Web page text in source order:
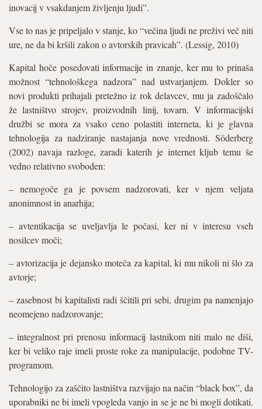
inovacij v vsakdanjem življenju ljudi”.
Vse to nas je pripeljalo v stanje, ko “večina ljudi ne preživi več niti
ure, ne da bi kršili zakon o avtorskih pravicah”. (Lessig, 2010)
Kapital hoče posedovati informacije in znanje, ker mu to prinaša
možnost “tehnološkega nadzora” nad ustvarjanjem. Dokler so
novi produkti prihajali pretežno iz rok delavcev, mu ja zadoščalo
že lastništvo strojev, proizvodnih linij, tovarn. V informacijski
družbi se mora za vsako ceno polastiti interneta, ki je glavna
tehnologija za nadziranje nastajanja nove vrednosti. Söderberg
(2002) navaja razloge, zaradi katerih je internet kljub temu še
vedno relativno svoboden:
– nemogoče ga je povsem nadzorovati, ker v njem veljata
anonimnost in anarhija;
– avtentikacija se uveljavlja le počasi, ker ni v interesu vseh
nosilcev moči;
– avtorizacija je dejansko moteča za kapital, ki mu nikoli ni šlo za
avtorje;
– zasebnost bi kapitalisti radi ščitili pri sebi, drugim pa namenjajo
neomejeno nadzorovanje;
– integralnost pri prenosu informacij lastnikom niti malo ne diši,
ker bi veliko raje imeli proste roke za manipulacije, podobne TV-
programom.
Tehnologijo za zaščito lastništva razvijajo na način “black box”, da
uporabniki ne bi imeli vpogleda vanjo in se je ne bi mogli dotikati.